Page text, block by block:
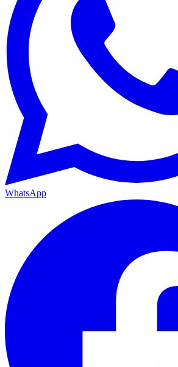
WhatsApp